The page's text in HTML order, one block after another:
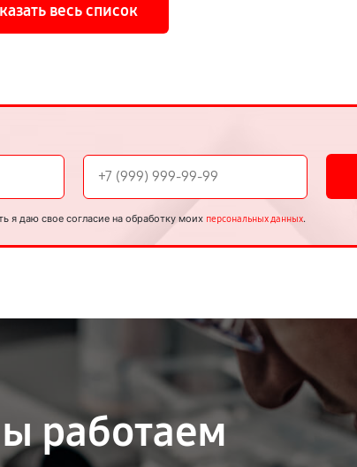
весь список
я даю свое согласие на обработку моих персональных данных.
работаем